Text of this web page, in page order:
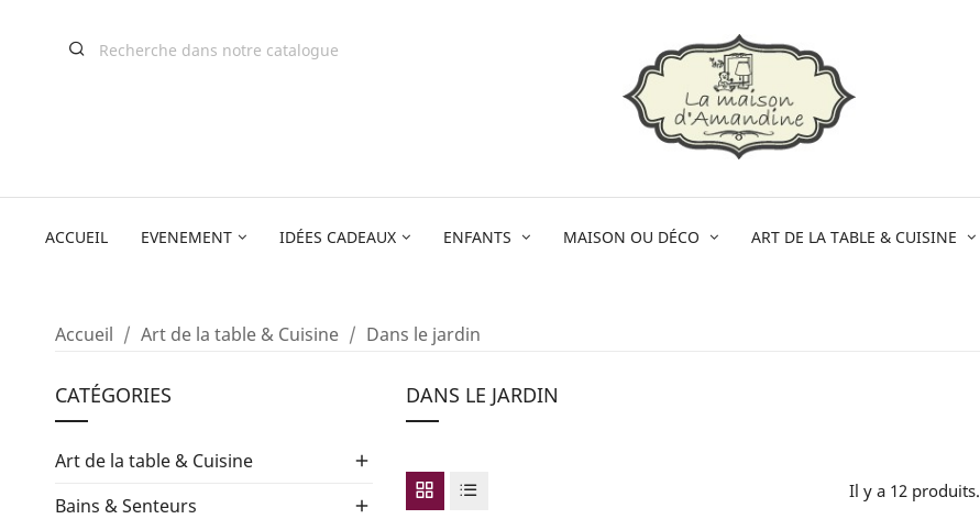
ACCUEIL EVENEMENT IDÉES CADEAUX ENFANTS MAISON OU DÉCO ART DE LA TABLE & CUISINE
Accueil Art de la table & Cuisine Dans le jardin
CATÉGORIES
Art de la table & Cuisine 
Bains & Senteurs 
DANS LE JARDIN
Il y a 12 produits.